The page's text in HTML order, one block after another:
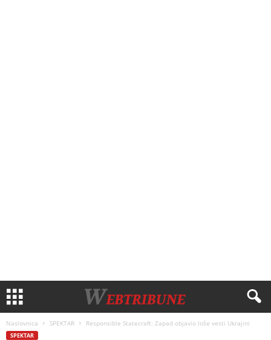
Naslovnica SPEKTAR Responsible Statecraft: Zapad objavio loše vesti Ukrajini
SPEKTAR